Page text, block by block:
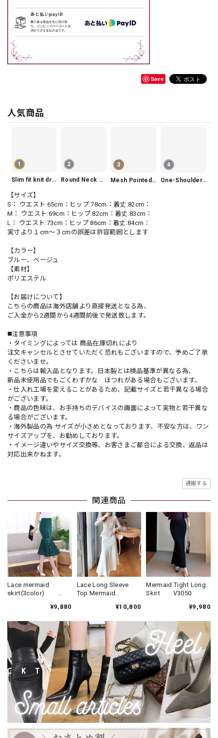
Save
人気商品
1
Slim fit knit dress(3color) V1330
2
Round Neck Tiered Sleeveless Dress V2290
3
Mesh Pointed Toe Pumps V165
4
One-Shoulder Slim-Fit Flattering Mermaid Skirt Dress V2295
【サイズ】
S： ウエスト:65cm：ヒップ:78cm：着丈:82cm：
M： ウエスト:69cm：ヒップ:82cm：着丈:83cm：
L： ウエスト:73cm：ヒップ:86cm：着丈:84cm：
実寸より１cm〜３cmの誤差は許容範囲とします
【カラー】
ブルー、ベージュ
【素材】
ポリエステル
【お届けについて】
こちらの商品は海外店舗より直接発送となる為、
ご入金から2週間から4週間前後で発送致します。
◼️注意事項
・タイミングによっては 商品在庫切れにより
注文キャンセルとさせていただく恐れもございますので、予めご了承
くださいませ。
・こちらは輸入品となります。日本製とは検品基準が異なる為、
新品未使用品でもごくわずかな ほつれがある場合もございます。
・仕入れ工場を変えることがあるため、記載サイズと若干異なる場合
がございます。
・商品の色味は、お手持ちのデバイスの画面によって実物と若干異な
る場合がございます。
・海外製品の為 サイズが小さめとなっております、不安な方は、ワン
サイズアップを、お勧めしております。
・イメージ違いやサイズ交換等、お客さまご都合による交換、返品は
対応出来かねます。
通報する
関連商品
Lace mermaid
skirt(3color)
¥9,880
Lace Long Sleeve
Top Mermaid
¥10,800
Mermaid Tight Long
Skirt V3050
¥9,980